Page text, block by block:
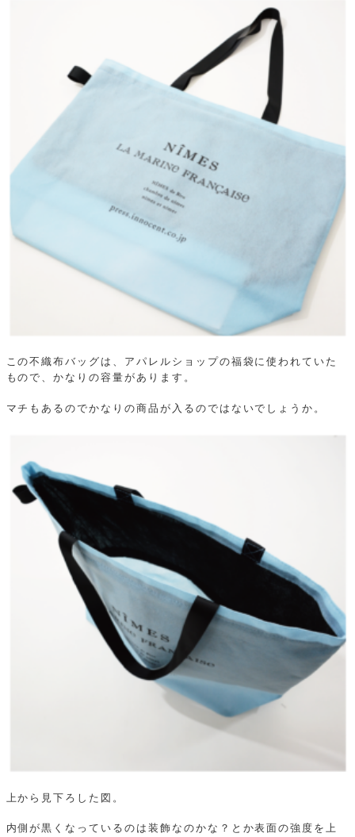
この不織布バッグは、アパレルショップの福袋に使われていた
もので、かなりの容量があります。
マチもあるのでかなりの商品が入るのではないでしょうか。
上から見下ろした図。
内側が黒くなっているのは装飾なのかな？とか表面の強度を上